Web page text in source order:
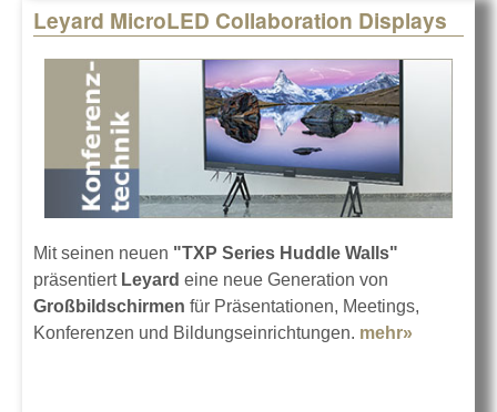
Leyard MicroLED Collaboration Displays
Mit seinen neuen "TXP Series Huddle Walls"
präsentiert Leyard eine neue Generation von
Großbildschirmen für Präsentationen, Meetings,
Konferenzen und Bildungseinrichtungen. mehr»